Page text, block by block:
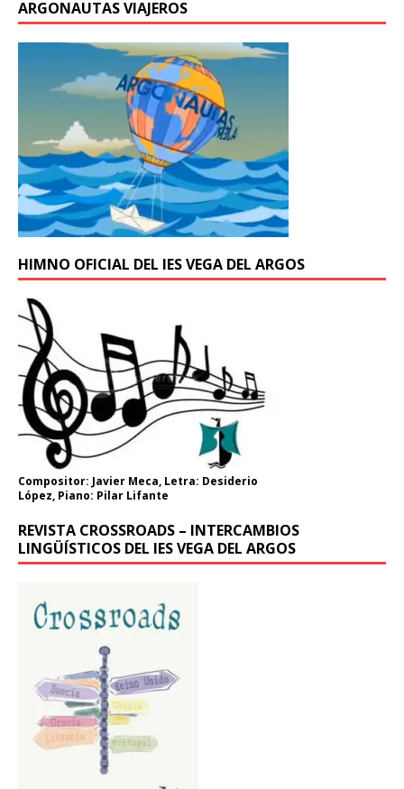
ARGONAUTAS VIAJEROS
HIMNO OFICIAL DEL IES VEGA DEL ARGOS
Compositor: Javier Meca, Letra: Desiderio
López, Piano: Pilar Lifante
REVISTA CROSSROADS – INTERCAMBIOS
LINGÜÍSTICOS DEL IES VEGA DEL ARGOS